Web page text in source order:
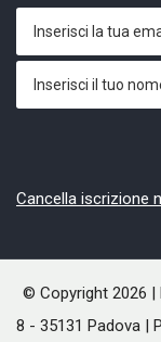
Cancella iscrizione
© Copyright 2026 |
8 - 35131 Padova |